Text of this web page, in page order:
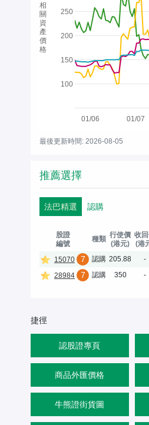
01/06 01/07
100
150
200
250
相
關
資
產
價
格
最後更新時間: 2026-08-05
推薦選擇
法巴精選 認購
股證
編號
種類 行使價
(港元)
收
(港
15070
7 認購 205.88 -
28984
7 認購 350 -
捷徑
認股證專頁
商品外匯價格
牛熊證街貨圖